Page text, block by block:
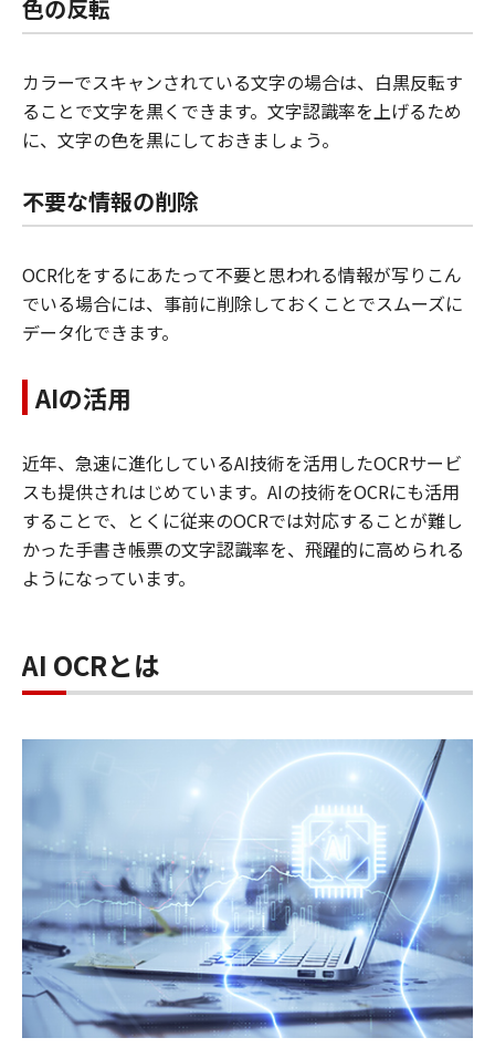
色の反転
カラーでスキャンされている文字の場合は、白黒反転す
ることで文字を黒くできます。文字認識率を上げるため
に、文字の色を黒にしておきましょう。
不要な情報の削除
OCR化をするにあたって不要と思われる情報が写りこん
でいる場合には、事前に削除しておくことでスムーズに
データ化できます。
AIの活用
近年、急速に進化しているAI技術を活用したOCRサービ
スも提供されはじめています。AIの技術をOCRにも活用
することで、とくに従来のOCRでは対応することが難し
かった手書き帳票の文字認識率を、飛躍的に高められる
ようになっています。
AI OCRとは